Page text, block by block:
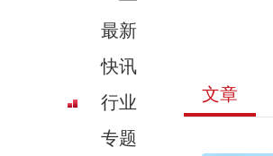
最新
快讯
行业
专题
文章